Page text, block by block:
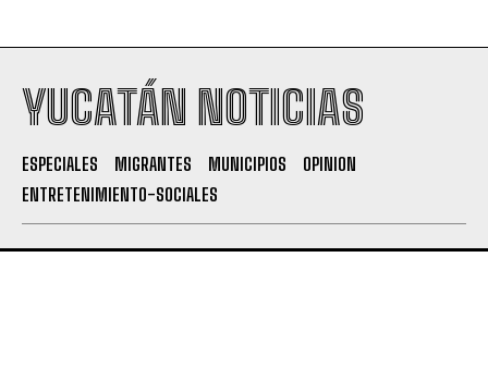
YUCATÁN NOTICIAS
ESPECIALES MIGRANTES MUNICIPIOS
OPINION
ENTRETENIMIENTO-SOCIALES